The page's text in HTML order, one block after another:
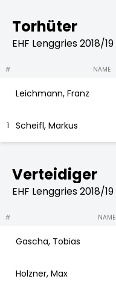
Torhüter
EHF Lenggries 2018/19
# NAME
Leichmann, Franz
1 Scheifl, Markus
Verteidiger
EHF Lenggries 2018/19
# NAME
Gascha, Tobias
Holzner, Max